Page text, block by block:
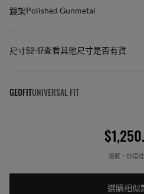
鏡架Polished Gunmetal
尺寸52-17查看其他尺寸是否有貨
GEOFITUNIVERSAL FIT
抱歉，你错过
選購相似